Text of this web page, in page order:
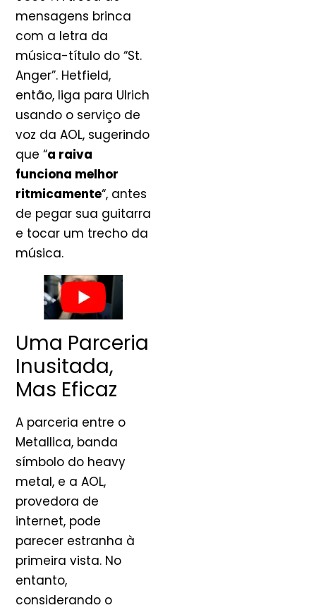
mensagens brinca
com a letra da
música-título do “St.
Anger”. Hetfield,
então, liga para Ulrich
usando o serviço de
voz da AOL, sugerindo
que “a raiva
funciona melhor
ritmicamente“, antes
de pegar sua guitarra
e tocar um trecho da
música.
Uma Parceria
Inusitada,
Mas Eficaz
A parceria entre o
Metallica, banda
símbolo do heavy
metal, e a AOL,
provedora de
internet, pode
parecer estranha à
primeira vista. No
entanto,
considerando o